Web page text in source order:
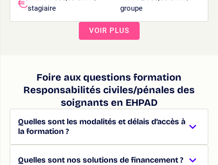
stagiaire
groupe
VOIR PLUS
Foire aux questions formation
Responsabilités civiles/pénales des
soignants en EHPAD
Quelles sont les modalités et délais d’accès à
la formation ?
Quelles sont nos solutions de financement ?